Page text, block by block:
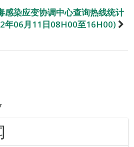
感染应变协调中心查询热线统计
年06月11日08H00至16H00)